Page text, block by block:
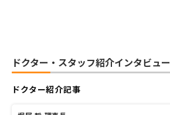
ドクター・スタッフ紹介インタビュー
ドクター紹介記事